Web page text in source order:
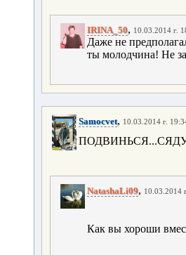
IRINA_50, 10.03.2014 г.
Даже не
ты молодчина! Не
Samocvet, 10.03.2014 г.
NatashaLi09, 10.03.2014
Как вы хороши